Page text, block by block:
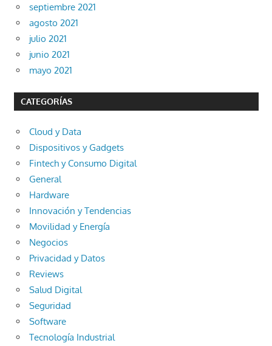
septiembre 2021
agosto 2021
julio 2021
junio 2021
mayo 2021
CATEGORÍAS
Cloud y Data
Dispositivos y Gadgets
Fintech y Consumo Digital
General
Hardware
Innovación y Tendencias
Movilidad y Energía
Negocios
Privacidad y Datos
Reviews
Salud Digital
Seguridad
Software
Tecnología Industrial